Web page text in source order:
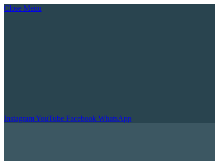
Close Menu
InstagramYouTube Facebook WhatsApp